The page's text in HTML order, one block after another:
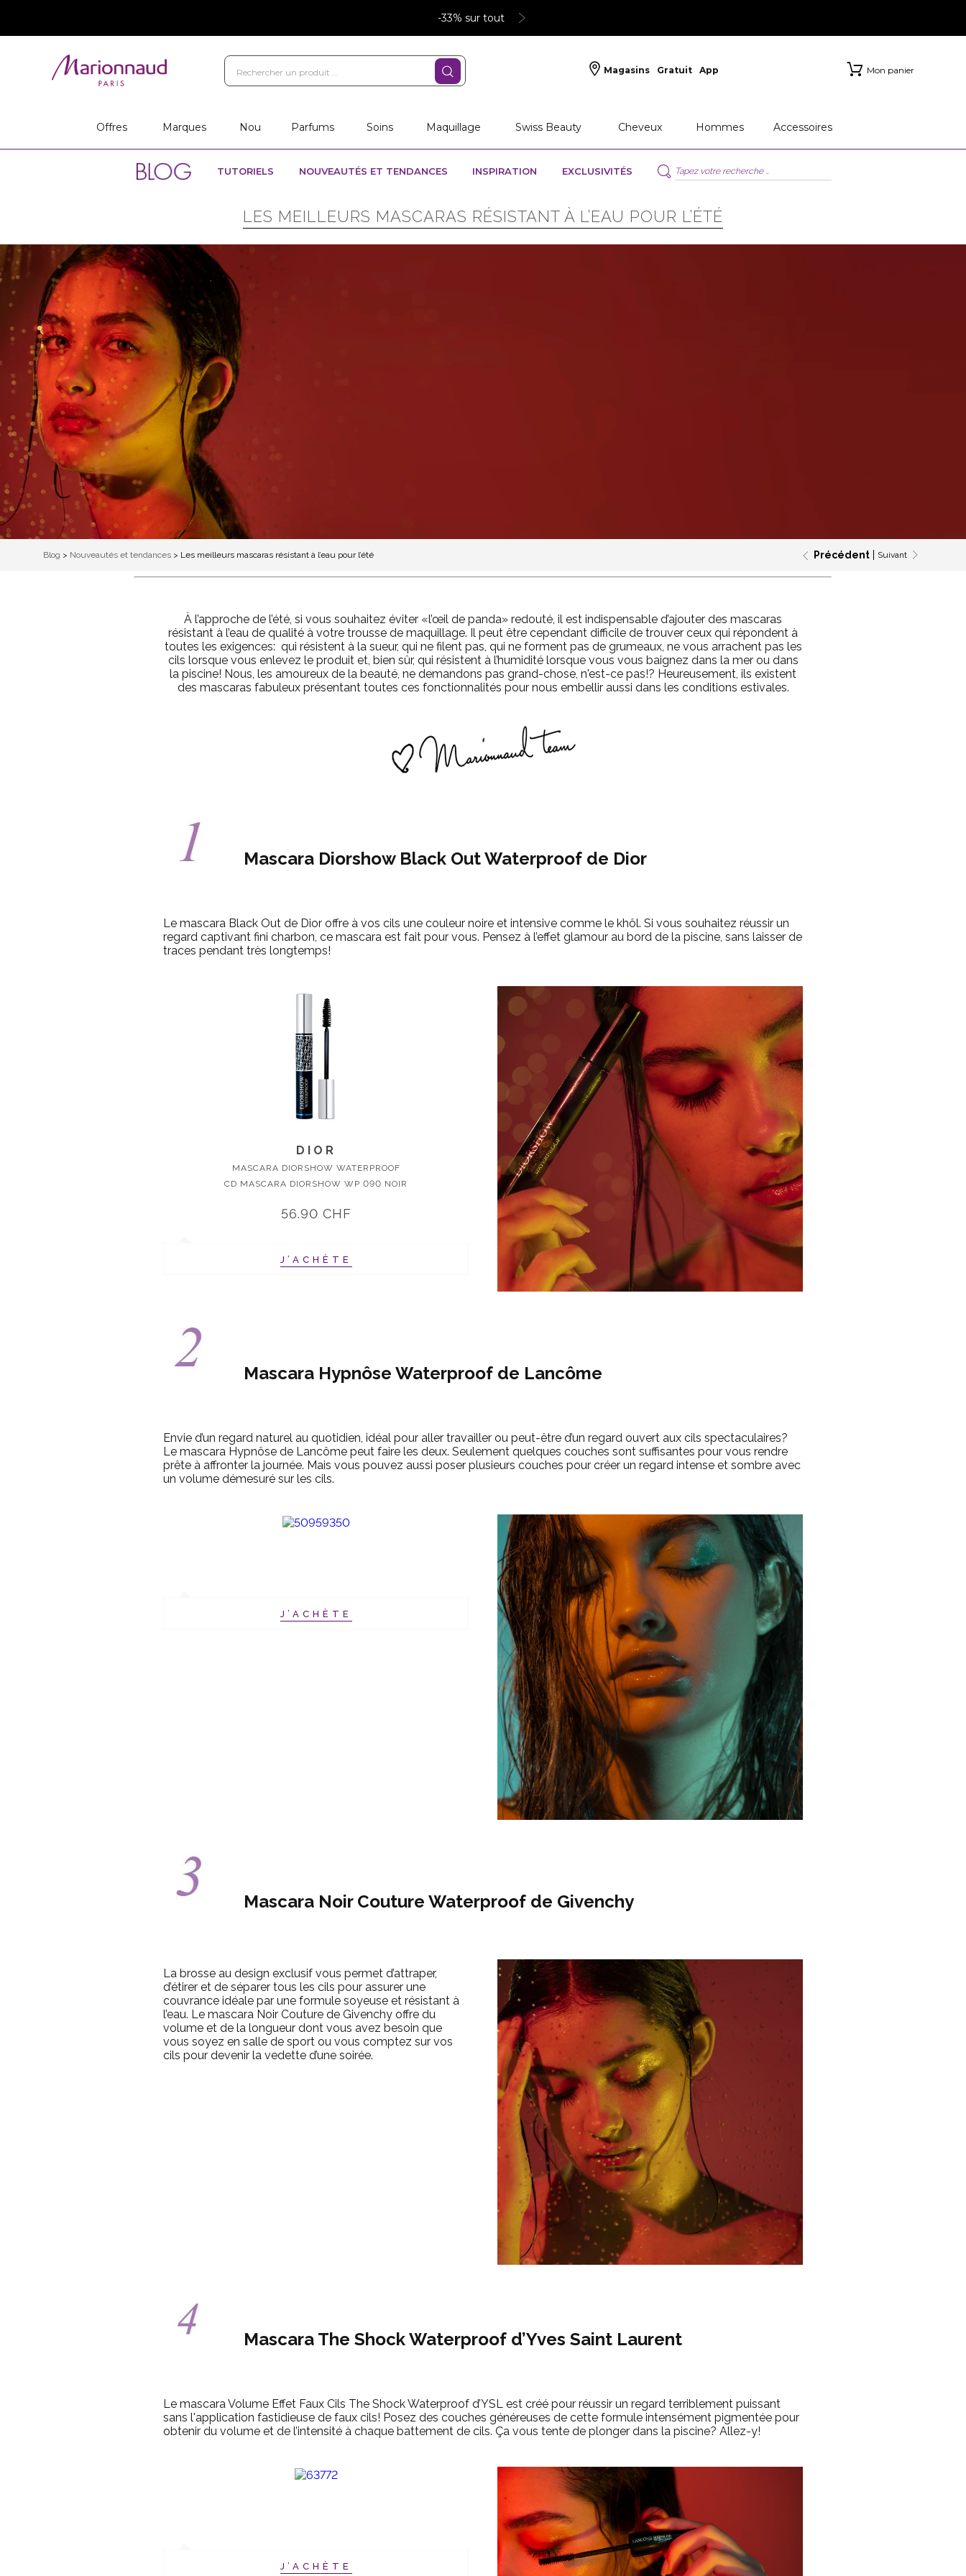
-33% sur tout
Magasins Gratuit App Mon panier
Offres Marques Nou Parfums Soins Maquillage Swiss Beauty Cheveux Hommes Accessoires
TUTORIELS NOUVEAUTÉS ET TENDANCES INSPIRATION EXCLUSIVITÉS
LES MEILLEURS MASCARAS RÉSISTANT À L’EAU POUR L’ÉTÉ
Blog > Nouveautés et tendances > Les meilleurs mascaras résistant à l’eau pour l’été Précédent Suivant
À l’approche de l’été, si vous souhaitez éviter «l’œil de panda» redouté, il est indispensable d’ajouter des mascaras
résistant à l’eau de qualité à votre trousse de maquillage. Il peut être cependant difficile de trouver ceux qui répondent à
toutes les exigences: qui résistent à la sueur, qui ne filent pas, qui ne forment pas de grumeaux, ne vous arrachent pas les
cils lorsque vous enlevez le produit et, bien sûr, qui résistent à l’humidité lorsque vous vous baignez dans la mer ou dans
la piscine! Nous, les amoureux de la beauté, ne demandons pas grand-chose, n'est-ce pas!? Heureusement, ils existent
des mascaras fabuleux présentant toutes ces fonctionnalités pour nous embellir aussi dans les conditions estivales.
Mascara Diorshow Black Out Waterproof de Dior
Le mascara Black Out de Dior offre à vos cils une couleur noire et intensive comme le khôl. Si vous souhaitez réussir un
regard captivant fini charbon, ce mascara est fait pour vous. Pensez à l’effet glamour au bord de la piscine, sans laisser de
traces pendant très longtemps!
DIOR
MASCARA DIORSHOW WATERPROOF
CD MASCARA DIORSHOW WP 090 NOIR
56.90 CHF
J’ACHÈTE
Mascara Hypnôse Waterproof de Lancôme
Envie d’un regard naturel au quotidien, idéal pour aller travailler ou peut-être d’un regard ouvert aux cils spectaculaires?
Le mascara Hypnôse de Lancôme peut faire les deux. Seulement quelques couches sont suffisantes pour vous rendre
prête à affronter la journée. Mais vous pouvez aussi poser plusieurs couches pour créer un regard intense et sombre avec
un volume démesuré sur les cils.
J’ACHÈTE
Mascara Noir Couture Waterproof de Givenchy
La brosse au design exclusif vous permet d’attraper,
d’étirer et de séparer tous les cils pour assurer une
couvrance idéale par une formule soyeuse et résistant à
l’eau. Le mascara Noir Couture de Givenchy offre du
volume et de la longueur dont vous avez besoin que
vous soyez en salle de sport ou vous comptez sur vos
cils pour devenir la vedette d’une soirée.
Mascara The Shock Waterproof d’Yves Saint Laurent
Le mascara Volume Effet Faux Cils The Shock Waterproof d’YSL est créé pour réussir un regard terriblement puissant
sans l'application fastidieuse de faux cils! Posez des couches généreuses de cette formule intensément pigmentée pour
obtenir du volume et de l’intensité à chaque battement de cils. Ça vous tente de plonger dans la piscine? Allez-y!
J’ACHÈTE